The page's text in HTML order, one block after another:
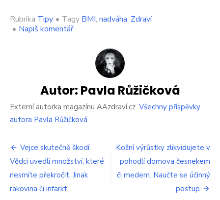
Rubrika Tipy • Tagy BMI, nadváha, Zdraví
• Napiš komentářon
tlustí?
Zjistěte,
byste
měli
správně
vážit
Autor: Pavla Růžičková
Externí autorka magazínu AAzdraví.cz. Všechny příspěvky
autora Pavla Růžičková
Navigace
pro
příspěvek
Vejce skutečně škodí.
Vědci uvedli množství, které
nesmíte překročit. Jinak
rakovina či infarkt
Kožní výrůstky zlikvidujete v
pohodlí domova česnekem
či medem. Naučte se účinný
postup